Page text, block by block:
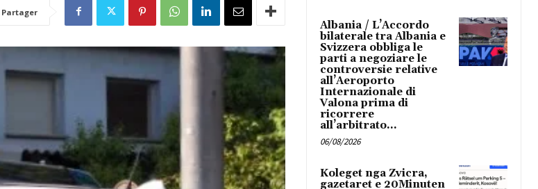
Partager
Albania / L’Accordo
bilaterale tra Albania e
Svizzera obbliga le
parti a negoziare le
controversie relative
all’Aeroporto
Internazionale di
Valona prima di
ricorrere
all’arbitrato...
06/08/2026
Koleget nga Zvicra,
gazetaret e 20Minuten